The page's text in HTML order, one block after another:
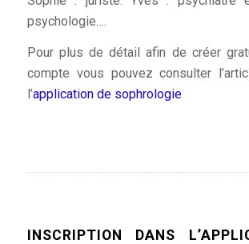
psychologie….
Pour plus de détail afin de créer
compte vous pouvez consulter
l’application de sophrologie
INSCRIPTION DANS